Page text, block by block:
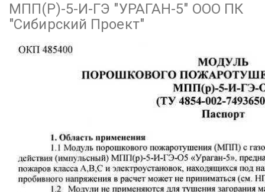
МПП(Р)-5-И-ГЭ "УРАГАН-5" ООО ПК
"Сибирский Проект"